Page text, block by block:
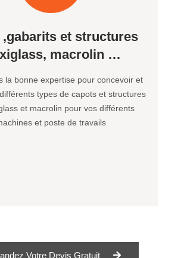
,gabarits et structures
macrolin …
la bonne expertise pour concevoir et
types de capots et structures
et macrolin pour vos différents
et poste de travails
Votre Devis Gratuit